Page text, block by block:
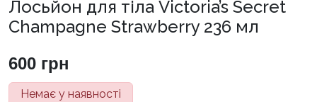
Лосьйон для тіла Victoria’s Secret
Champagne Strawberry 236 мл
600 грн
Немає у наявності